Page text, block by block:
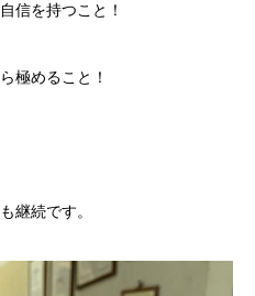
信を持つこと！
極めること！
継続です。